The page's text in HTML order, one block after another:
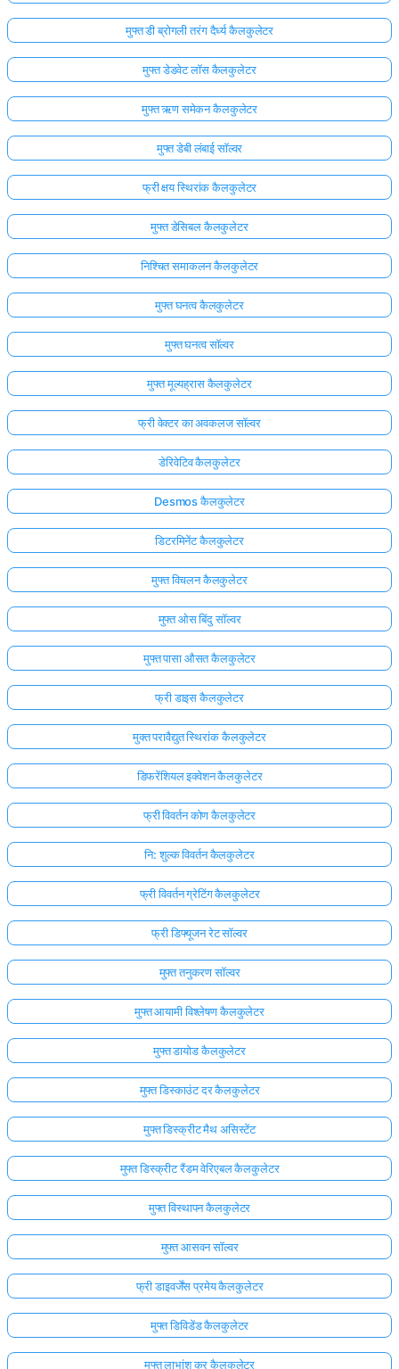
करें!
मुफ्त डी ब्रोगली तरंग दैर्ध्य कैलकुलेटर
मुफ्त डेडवेट लॉस कैलकुलेटर
मुफ्त ऋण समेकन कैलकुलेटर
मुफ्त डेबी लंबाई सॉल्वर
फ्री क्षय स्थिरांक कैलकुलेटर
मुफ्त डेसिबल कैलकुलेटर
निश्चित समाकलन कैलकुलेटर
मुफ्त घनत्व कैलकुलेटर
मुफ्त घनत्व सॉल्वर
मुफ्त मूल्यह्रास कैलकुलेटर
फ्री वेक्टर का अवकलज सॉल्वर
डेरिवेटिव कैलकुलेटर
Desmos कैलकुलेटर
डिटरमिनेंट कैलकुलेटर
मुफ्त विचलन कैलकुलेटर
मुफ्त ओस बिंदु सॉल्वर
मुफ्त पासा औसत कैलकुलेटर
फ्री डाइस कैलकुलेटर
मुक्त परावैद्युत स्थिरांक कैलकुलेटर
डिफरेंशियल इक्वेशन कैलकुलेटर
फ्री विवर्तन कोण कैलकुलेटर
नि: शुल्क विवर्तन कैलकुलेटर
फ्री विवर्तन ग्रेटिंग कैलकुलेटर
फ्री डिफ्यूजन रेट सॉल्वर
मुफ्त तनुकरण सॉल्वर
मुफ्त आयामी विश्लेषण कैलकुलेटर
मुफ्त डायोड कैलकुलेटर
मुफ्त डिस्काउंट दर कैलकुलेटर
मुफ्त डिस्क्रीट मैथ असिस्टेंट
मुफ्त डिस्क्रीट रैंडम वेरिएबल कैलकुलेटर
मुफ्त विस्थापन कैलकुलेटर
मुफ्त आसवन सॉल्वर
फ्री डाइवर्जेंस प्रमेय कैलकुलेटर
मुफ्त डिविडेंड कैलकुलेटर
मुफ्त लाभांश कर कैलकुलेटर